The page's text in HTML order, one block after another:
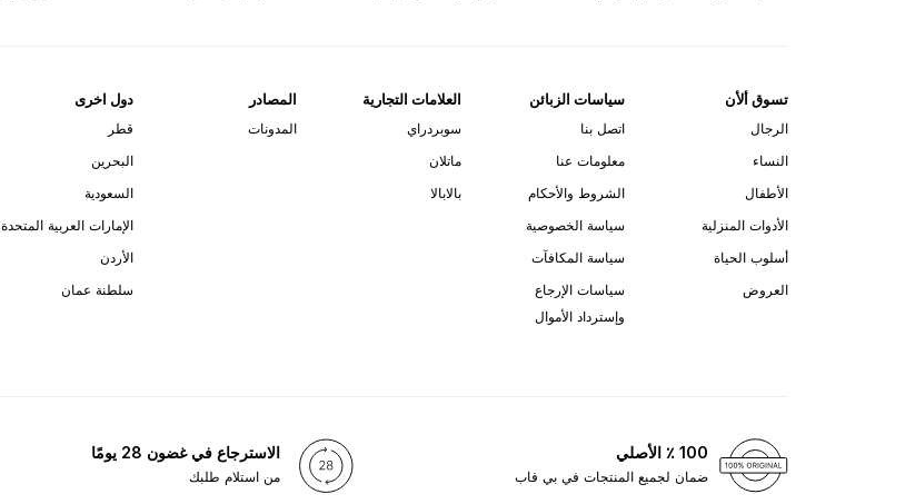
تسوق ألأن
الرجال
النساء
الأطفال
الأدوات المنزلية
أسلوب الحياة
العروض
سياسات الزبائن
اتصل بنا
معلومات عنا
الشروط والأحكام
سياسة الخصوصية
سياسة المكافآت
سياسات الإرجاع
وإسترداد الأموال
العلامات التجارية
سوبردراي
ماتلان
بالابالا
المصادر
المدونات
دول اخرى
قطر
البحرين
السعودية
الإمارات العربية المتحدة
الأردن
سلطنة عمان
100 ٪ الأصلي
ضمان لجميع المنتجات في بي فاب
الاسترجاع في غضون 28 يومًا
من استلام طلبك